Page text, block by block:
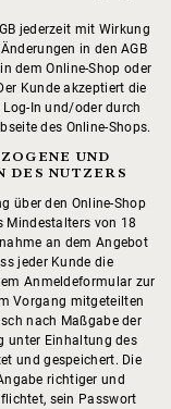
jederzeit mit Wirkung
in den AGB
dem Online-Shop oder
Kunde akzeptiert die
In und/oder durch
des Online-Shops.
UND
DES NUTZERS
über den Online-Shop
Mindestalters von 18
an dem Angebot
jeder Kunde die
Anmeldeformular zur
Vorgang mitgeteilten
nach Maßgabe der
unter Einhaltung des
und gespeichert. Die
richtiger und
sein Passwort